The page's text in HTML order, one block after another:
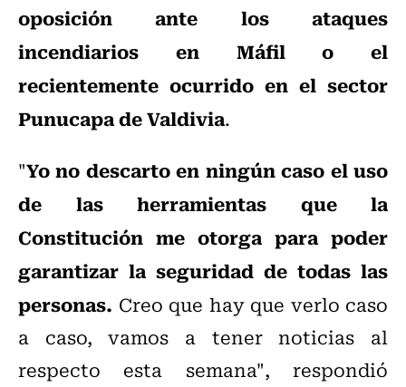
oposición ante los ataques
incendiarios en Máfil o el
recientemente ocurrido en el sector
Punucapa de Valdivia.
"Yo no descarto en ningún caso el uso
de las herramientas que la
Constitución me otorga para poder
garantizar la seguridad de todas las
personas. Creo que hay que verlo caso
a caso, vamos a tener noticias al
respecto esta semana", respondió